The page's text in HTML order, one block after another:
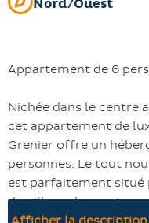
Nord/Ouest
Appartement de 6
Nichée dans le centre
cet appartement de
Grenier offre un
personnes. Le tout
est parfaitement
du village de